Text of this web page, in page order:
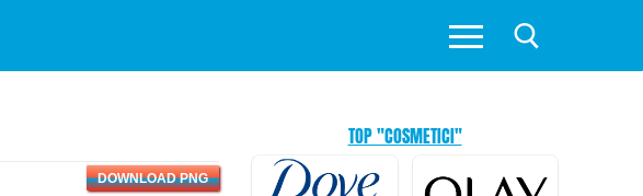
DOWNLOAD PNG
TOP "COSMETICI"